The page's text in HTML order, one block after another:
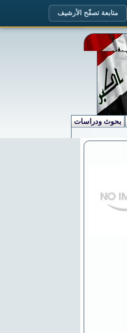
متابعة تصفّح الأرشيف
بحوث ودراسات